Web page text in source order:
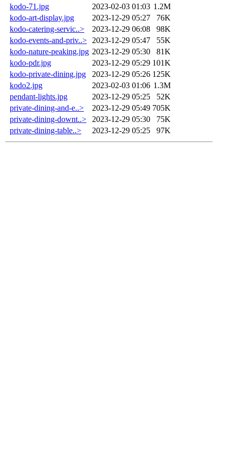
kodo-71.jpg
2023-02-03 01:03 1.2M
kodo-art-display.jpg
2023-12-29 05:27
76K
kodo-catering-servic..>
2023-12-29 06:08
98K
kodo-events-and-priv..>
2023-12-29 05:47
55K
kodo-nature-peaking.jpg 2023-12-29 05:30
81K
kodo-pdr.jpg
2023-12-29 05:29 101K
kodo-private-dining.jpg
2023-12-29 05:26 125K
kodo2.jpg
2023-02-03 01:06 1.3M
pendant-lights.jpg
2023-12-29 05:25
52K
private-dining-and-e..>
2023-12-29 05:49 705K
private-dining-downt..>
2023-12-29 05:30
75K
private-dining-table..>
2023-12-29 05:25 97K